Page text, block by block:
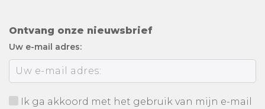
Ontvang onze nieuwsbrief
Uw e-mail adres:
Ik ga akkoord met het gebruik van mijn e-mail